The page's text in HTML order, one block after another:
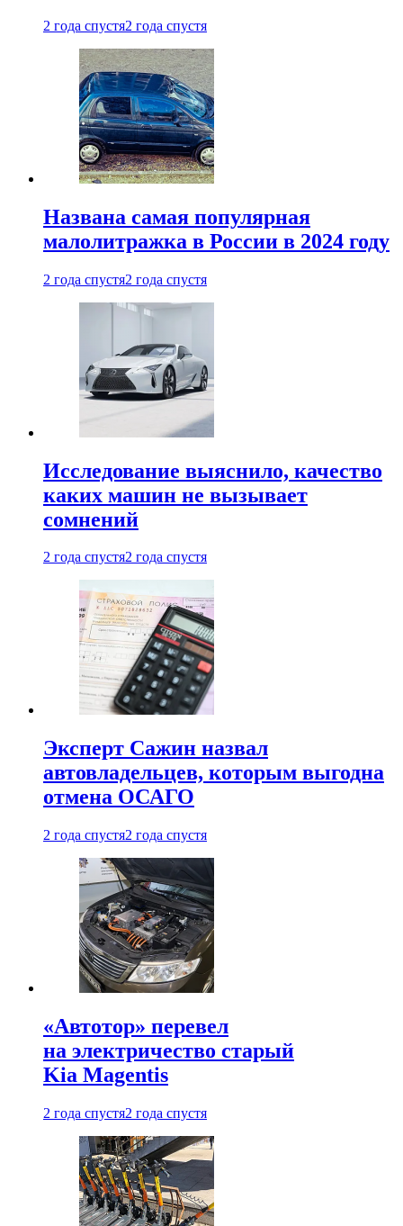
2 года спустя2 года спустя
Названа самая популярная
малолитражка в России в 2024 году
2 года спустя2 года спустя
Исследование выяснило, качество
каких машин не вызывает
сомнений
2 года спустя2 года спустя
Эксперт Сажин назвал
автовладельцев, которым выгодна
отмена ОСАГО
2 года спустя2 года спустя
«Автотор» перевел
на электричество старый
Kia Magentis
2 года спустя2 года спустя